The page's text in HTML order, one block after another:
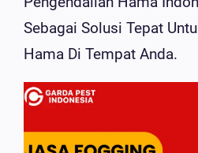
Sebagai Solusi Tepat
Hama Di Tempat Anda.